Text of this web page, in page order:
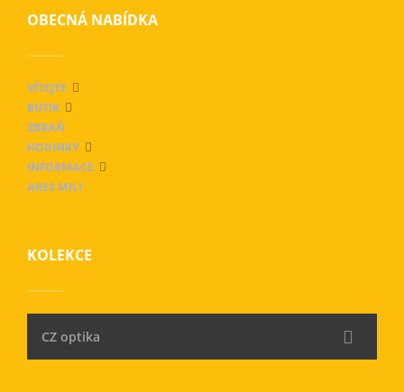
OBECNÁ NABÍDKA
VÍTEJTE
BUTIK
ZBRAŇ
HODINKY
INFORMACE
ARES MILI
KOLEKCE
CZ optika